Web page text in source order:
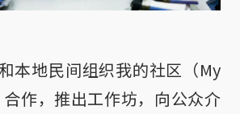
本地民间组织我的社区（My
作，推出工作坊，向公众介